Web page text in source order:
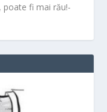
poate fi mai rău!-